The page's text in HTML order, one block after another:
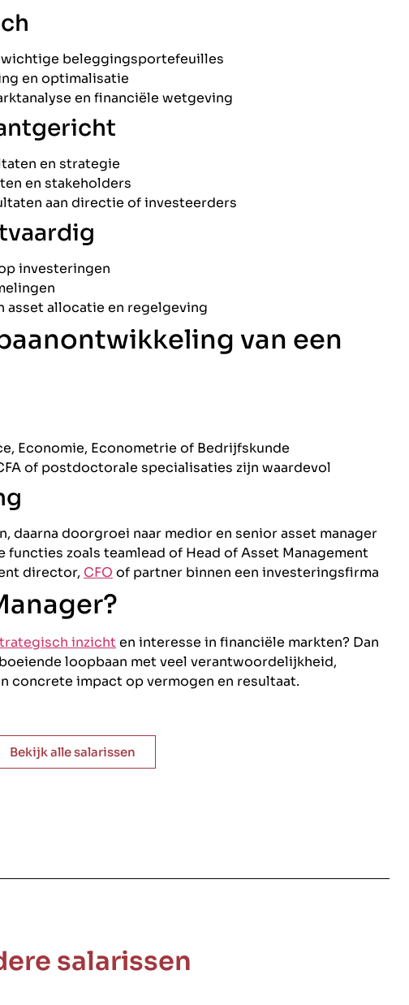
beleggingsportefeuilles
en optimalisatie
en financiële wetgeving
en strategie
en stakeholders
aan directie of investeerders
investeringen
allocatie en regelgeving
van een
Economie, Econometrie of Bedrijfskunde
of postdoctorale specialisaties zijn waardevol
daarna doorgroei naar medior en senior asset manager
zoals teamlead of Head of Asset Management
director, CFO of partner binnen een investeringsfirma
inzicht en interesse in financiële markten? Dan
loopbaan met veel verantwoordelijkheid,
concrete impact op vermogen en resultaat.
Bekijk alle salarissen
salarissen